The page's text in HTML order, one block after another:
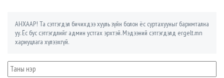
АНХААР! Та сэтгэгдэл бичихдээ хууль зүйн болон ёс суртахууныг баримтална
уу. Ёс бус сэтгэгдлийг админ устгах эрхтэй. Мэдээний сэтгэгдэлд ergelt.mn
хариуцлага хүлээхгүй.